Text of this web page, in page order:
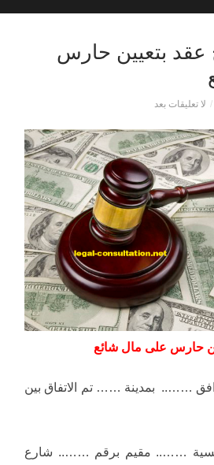
عقد بتعيين حارس
/ لا تعليقات بعد
حارس على مال شائع
…….. بمدينة …… تم الاتفاق بين
…….. مقيم برقم …….. شارع